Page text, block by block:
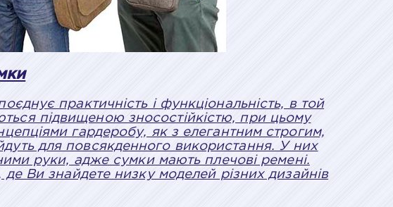
практичність і функціональність, в той
підвищеною зносостійкістю, при цьому
гардеробу, як з елегантним строгим,
для повсякденного використання. У них
руки, адже сумки мають плечові ремені.
Ви знайдете низку моделей різних дизайнів